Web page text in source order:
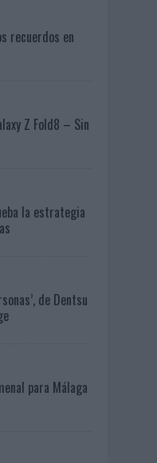
recuerdos en
Z Fold8 – Sin
la estrategia
de Dentsu
para Málaga